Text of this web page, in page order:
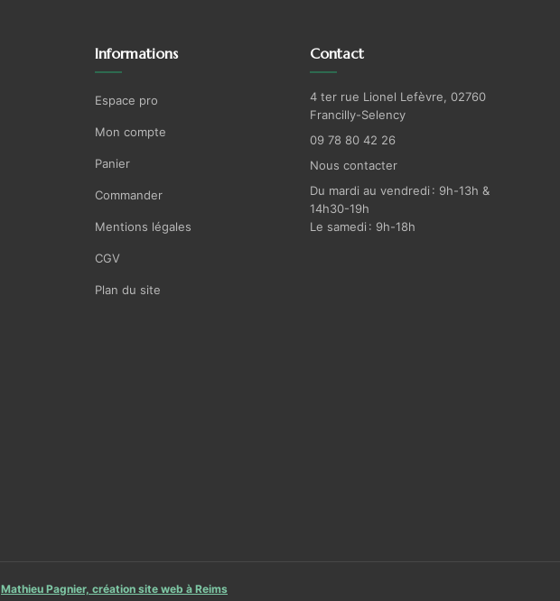
Informations
Espace pro
Mon compte
Panier
Commander
Mentions légales
CGV
Plan du site
Contact
4 ter rue Lionel Lefèvre, 02760
Francilly-Selency
09 78 80 42 26
Nous contacter
Du mardi au vendredi : 9h-13h &
14h30-19h
Le samedi : 9h-18h
Mathieu Pagnier, création site web à Reims